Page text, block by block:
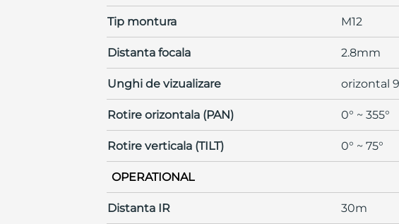
Tip montura M12
Distanta focala 2.8mm
Unghi de vizualizare orizontal
Rotire orizontala (PAN) 0° ~ 355°
Rotire verticala (TILT) 0° ~ 75°
OPERATIONAL
Distanta IR 30m